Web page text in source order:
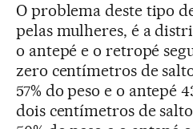
O problema deste tipo
pelas mulheres, é a
o antepé e o retropé
zero centímetros de
57% do peso e o antepé
dois centímetros de